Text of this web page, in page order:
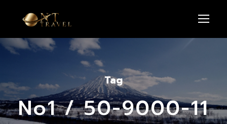
Tag
No1 / 50-9000-11